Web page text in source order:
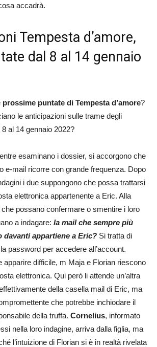
accadrà.
Tempesta d’amore,
dal 8 al 14 gennaio
prossime puntate di Tempesta d’amore?
le anticipazioni sulle trame degli
al 14 gennaio 2022?
esaminano i dossier, si accorgono che
e-mail ricorre con grande frequenza. Dopo
i due suppongono che possa trattarsi
elettronica appartenente a Eric. Alla
possano confermare o smentire i loro
a indagare: la mail che sempre più
davanti appartiene a Eric? Si tratta di
password per accedere all’account.
apparire difficile, m Maja e Florian riescono
elettronica. Qui però li attende un’altra
della casella mail di Eric, ma
che potrebbe inchiodare il
della truffa. Cornelius, informato
nella loro indagine, arriva dalla figlia, ma
l’intuizione di Florian si è in realtà rivelata